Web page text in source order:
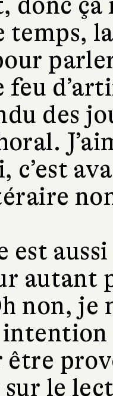
temps,
feu
des
c’est
est
autant
non, je
être
le